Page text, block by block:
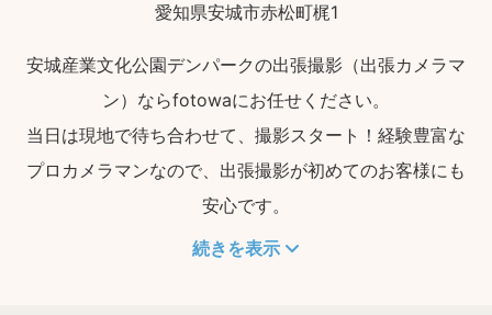
愛知県安城市赤松町梶1
安城産業文化公園デンパークの出張撮影（出張カメラマ
ン）ならfotowaにお任せください。
当日は現地で待ち合わせて、撮影スタート！経験豊富な
プロカメラマンなので、出張撮影が初めてのお客様にも
安心です。
続きを表示